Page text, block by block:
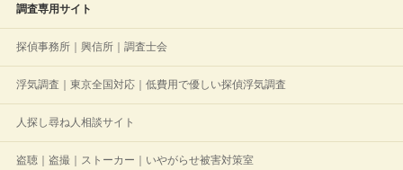
調査専用サイト
探偵事務所｜興信所｜調査士会
浮気調査｜東京全国対応｜低費用で優しい探偵浮気調査
人探し尋ね人相談サイト
盗聴｜盗撮｜ストーカー｜いやがらせ被害対策室